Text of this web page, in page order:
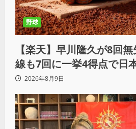
野球
【楽天】早川隆久が8回
線も7回に一挙4得点で日
2026年8月9日